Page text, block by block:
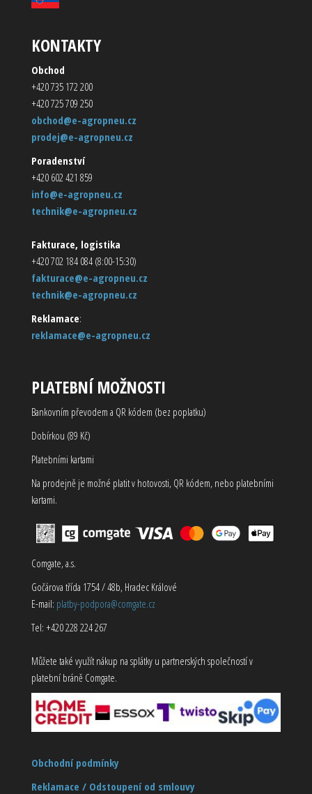
KONTAKTY
Obchod
+420 735 172 200
+420 725 709 250
obchod@e-agropneu.cz
prodej@e-agropneu.cz
Poradenství
+420 602 421 859
info@e-agropneu.cz
technik@e-agropneu.cz
Fakturace, logistika
+420 702 184 084 (8:00-15:30)
fakturace@e-agropneu.cz
technik@e-agropneu.cz
Reklamace:
reklamace@e-agropneu.cz
PLATEBNÍ MOŽNOSTI
Bankovním převodem a QR kódem (bez poplatku)
Dobírkou (89 Kč)
Platebními kartami
Na prodejně je možné platit v hotovosti, QR kódem, nebo platebními
kartami.
Comgate, a.s.
Gočárova třída 1754 / 48b, Hradec Králové
E-mail: platby-podpora@comgate.cz
Tel: +420 228 224 267
Můžete také využít nákup na splátky u partnerských společností v
platební bráně Comgate.
Obchodní podmínky
Reklamace / Odstoupení od smlouvy